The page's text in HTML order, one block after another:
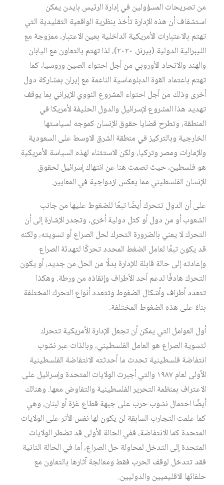
من تصريحات المسؤولين في إدارة الرئيس بايدن يمكن
استشفاف أن هذه الإدارة تأخذ بنظرية الواقعية التقليدية التي
تهتم بالاعتبارات الأمريكية الداخلية بعين الاعتبار، ممزوجة مع
الليبرالية الدولية (بيرنز، ٢٠٢٠)، لذا تهتم بالتعاون مع اليابان
والهند والاتحاد الأوروبي من أجل احتواء الصين وروسيا، كما
تهتم باعتماد القوة الدبلوماسية الناعمة مع إيران بمشاركة دول
أخرى وذلك من أجل احتواء المشروع النووي الإيراني بما يوقف
تهديد هذا المشروع لإسرائيل والدول الحليفة لأمريكا في
المنطقة، وتطرح قضايا حقوق الإنسان كموجه لسياستها
الخارجية وبالتركيز في منطقة الشرق الاوسط على السعودية
والإمارات ومصر وتركيا، ولكن الاستثناء لهذه السياسة الأمريكية
هو فلسطين، حيث تصمت هنا عن انتهاك إسرائيل لحقوق
الإنسان الفلسطيني مما يعكس ازدواجية في المعايير.
على أن الدول تتحرك أيضًا تبعًا للضغوط عليها من جانب
الشعوب أو من دول أو كتل دولية أخرى، وتجدر الإشارة إلى أن
التحرك لا يعني بالضرورة التحرك لحل الصراع أو تسويته، ولكنه
قد يكون تبعًا لعامل الضغط المحدد تحركًا لتهدئة الصراع
وإعادته إلى حالة قابلة للإدارة بدلًا من الحل من جديد، أو يكون
التحرك هادفًا لدعم أحد الأطراف وإنقاذه من ورطة. وهكذا
تتعدد أطراف وأشكال الضغوط وتتعدد أنواع التحرك المختلفة
بناءً على هذه الضغوط المختلفة.
أول العوامل التي يمكن أن تجعل الإدارة الأمريكية تتحرك
لتسوية الصراع هو العامل الفلسطيني، وبالذات عبر نشوب
انتفاضة فلسطينية تحدث ما أحدثته الانتفاضة الفلسطينية
الأولى لعام ١٩٨٧ والتي أجبرت الولايات المتحدة وإسرائيل على
الاعتراف بمنظمة التحرير الفلسطينية والتفاوض معها. وهنالك
أيضًا احتمال نشوب حرب على جبهة قطاع غزة أو لبنان، وهي
كما علمت التجارب السابقة لن يكون لها نفس الأثر على الولايات
المتحدة كما الانتفاضة، ففي الحالة الأولى قد تضطر الولايات
المتحدة إلى التدخل لمحاولة حل الصراع، أما في الحالة الثانية
فقد تتدخل لوقف الحرب فقط ومعالجة آثارها بالتعاون مع
حلفائها الاقليميين والدوليين.